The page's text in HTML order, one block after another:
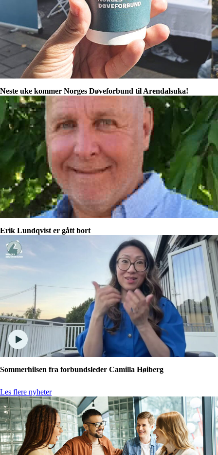
Neste uke kommer Norges Døveforbund til Arendalsuka!
Erik Lundqvist er gått bort
Sommerhilsen fra forbundsleder Camilla Høiberg
Les flere nyheter